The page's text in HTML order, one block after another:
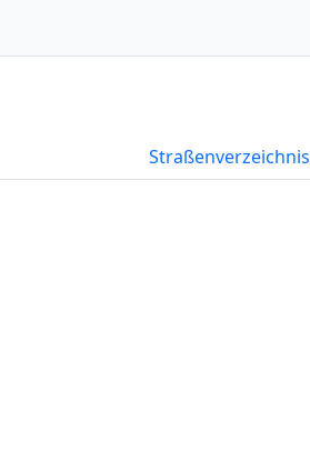
Straßenverzeichnis